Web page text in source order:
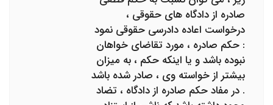
صادره از دادگاه های حقوقی ،
درخواست اعاده دادرسی حقوقی نمود
: حکم صادره ، مورد تقاضای خواهان
نبوده باشد و یا اینکه حکم ، به میزان
بیشتر از خواسته وی ، صادر شده باشد
. در مفاد حکم صادره از دادگاه ، تضاد